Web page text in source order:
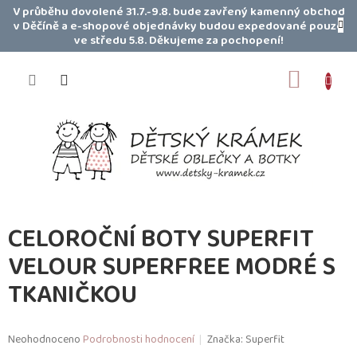
PřejítV průběhu dovolené 31.7.-9.8. bude zavřený kamenný obchod
v Děčíně a e-shopové objednávky budou expedované pouze
ve středu 5.8. Děkujeme za pochopení!
CELOROČNÍ BOTY SUPERFIT
VELOUR SUPERFREE MODRÉ S
TKANIČKOU
Průměrné
NeohodnocenoPodrobnosti hodnocení Značka: Superfit